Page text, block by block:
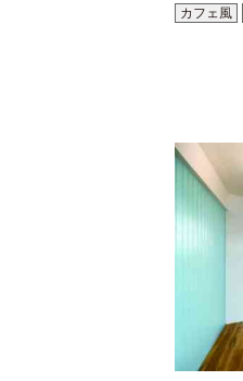
カフェ風